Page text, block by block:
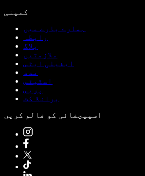
کمپنی
ہمارے بارے میں
رابطہ
بلاگ
ملازمتیں
ایفیلی ایٹس
مدد
اسٹیٹس
پریس
برانڈ کٹ
اسپیچفائی کو فالو کریں